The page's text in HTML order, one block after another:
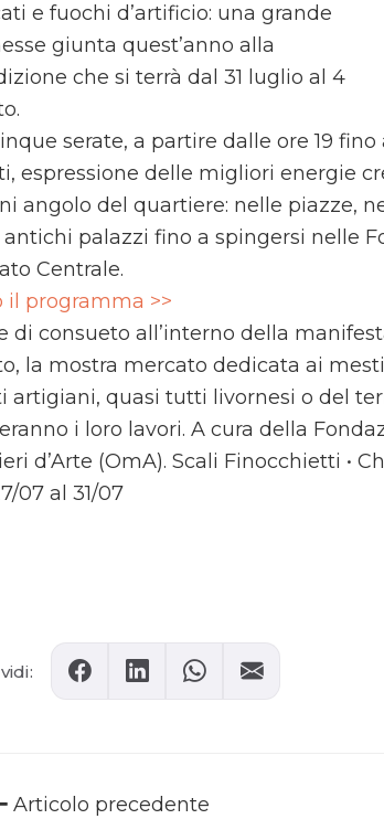
e fuochi d’artificio: una grande
giunta quest’anno alla
che si terrà dal 31 luglio al 4
serate, a partire dalle ore 19
espressione delle migliori energie
angolo del quartiere: nelle piazze,
palazzi fino a spingersi nelle
Centrale.
il programma >>
di consueto all’interno della
la mostra mercato dedicata ai
artigiani, quasi tutti livornesi o del
i loro lavori. A cura della
d’Arte (OmA). Scali Finocchietti •
07 al 31/07
Articolo precedente